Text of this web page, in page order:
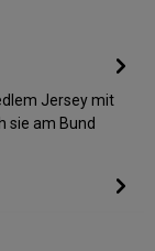
Jersey mit
sie am Bund